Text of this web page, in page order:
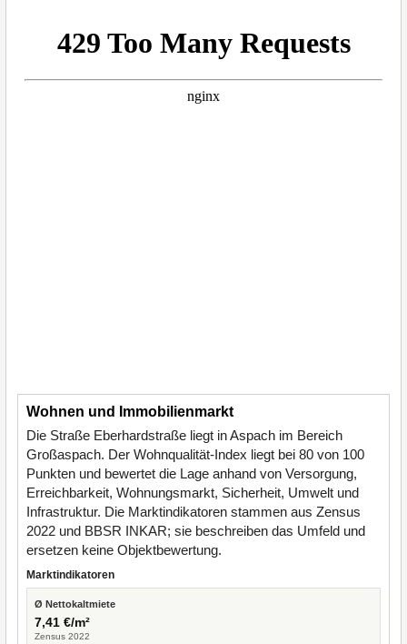
Wohnen und Immobilienmarkt
Die Straße Eberhardstraße liegt in Aspach im Bereich
Großaspach. Der Wohnqualität-Index liegt bei 80 von 100
Punkten und bewertet die Lage anhand von Versorgung,
Erreichbarkeit, Wohnungsmarkt, Sicherheit, Umwelt und
Infrastruktur. Die Marktindikatoren stammen aus Zensus
2022 und BBSR INKAR; sie beschreiben das Umfeld und
ersetzen keine Objektbewertung.
Marktindikatoren
Ø Nettokaltmiete
7,41 €/m²
Zensus 2022